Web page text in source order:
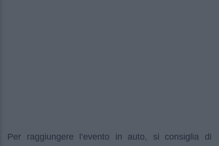
Per raggiungere l’evento in auto, si consiglia di